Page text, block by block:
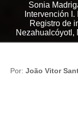
Sonia
Intervención
Registro de
Nezahualcóyotl,
Por: João Vitor